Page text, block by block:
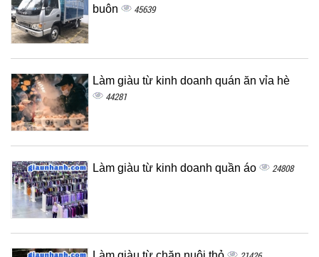
buôn
45639
Làm giàu từ kinh doanh quán ăn vỉa hè
44281
Làm giàu từ kinh doanh quần áo 24808